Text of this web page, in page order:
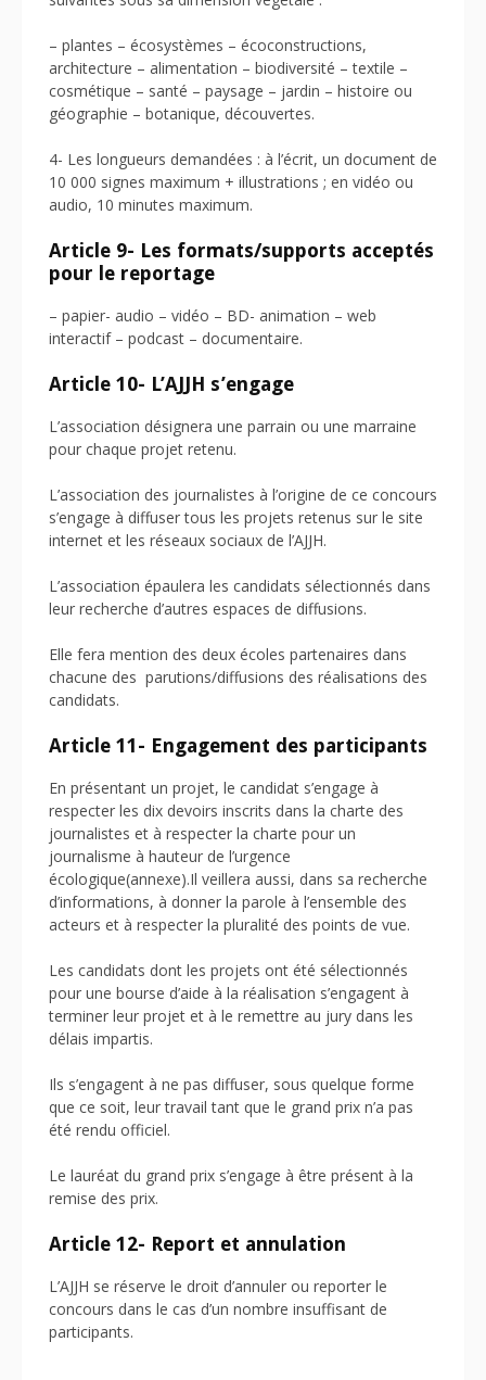
– plantes – écosystèmes – écoconstructions,
architecture – alimentation – biodiversité – textile –
cosmétique – santé – paysage – jardin – histoire ou
géographie – botanique, découvertes.
4- Les longueurs demandées : à l’écrit, un document de
10 000 signes maximum + illustrations ; en vidéo ou
audio, 10 minutes maximum.
Article 9- Les formats/supports acceptés
pour le reportage
– papier- audio – vidéo – BD- animation – web
interactif – podcast – documentaire.
Article 10- L’AJJH s’engage
L’association désignera une parrain ou une marraine
pour chaque projet retenu.
L’association des journalistes à l’origine de ce concours
s’engage à diffuser tous les projets retenus sur le site
internet et les réseaux sociaux de l’AJJH.
L’association épaulera les candidats sélectionnés dans
leur recherche d’autres espaces de diffusions.
Elle fera mention des deux écoles partenaires dans
chacune des parutions/diffusions des réalisations des
candidats.
Article 11- Engagement des participants
En présentant un projet, le candidat s’engage à
respecter les dix devoirs inscrits dans la charte des
journalistes et à respecter la charte pour un
journalisme à hauteur de l’urgence
écologique(annexe).Il veillera aussi, dans sa recherche
d’informations, à donner la parole à l’ensemble des
acteurs et à respecter la pluralité des points de vue.
Les candidats dont les projets ont été sélectionnés
pour une bourse d’aide à la réalisation s’engagent à
terminer leur projet et à le remettre au jury dans les
délais impartis.
Ils s’engagent à ne pas diffuser, sous quelque forme
que ce soit, leur travail tant que le grand prix n’a pas
été rendu officiel.
Le lauréat du grand prix s’engage à être présent à la
remise des prix.
Article 12- Report et annulation
L’AJJH se réserve le droit d’annuler ou reporter le
concours dans le cas d’un nombre insuffisant de
participants.